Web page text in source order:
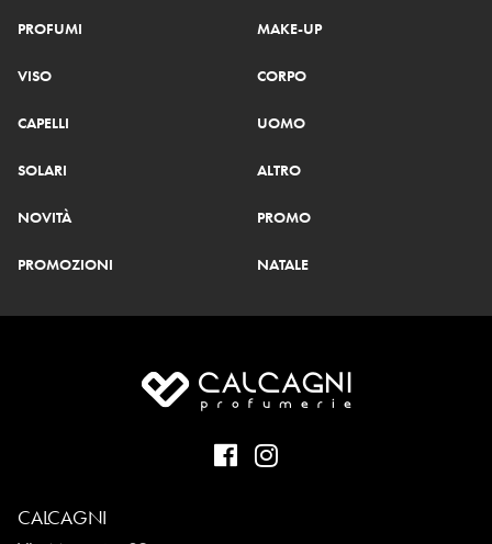
PROFUMI MAKE-UP
VISO CORPO
CAPELLI UOMO
SOLARI ALTRO
NOVITÀ PROMO
PROMOZIONI NATALE
CALCAGNI